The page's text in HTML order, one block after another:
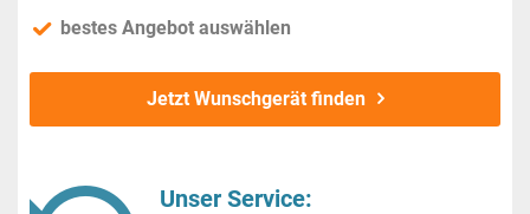
bestes Angebot auswählen
Jetzt Wunschgerät finden
Unser Service: